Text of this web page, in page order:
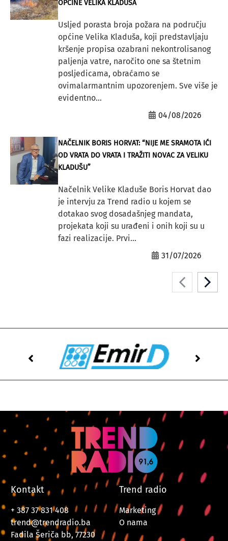
OPĆINE VELIKA KLADUŠA
Usljed porasta broja požara na području
općine Velika Kladuša, koji predstavljaju
kršenje propisa ozabrani nekontrolisanog
paljenja vatre, naročito one sa štetnim
posljedicama, obraćamo se
ovimalarmantnim upozorenjem. Sve više je
evidentno...
04/08/2026
NAČELNIK BORIS HORVAT: “NIJE ME SRAMOTA IĆI
OD VRATA DO VRATA I TRAŽITI NOVAC ZA VELIKU
KLADUŠU”
Načelnik Velike Kladuše Boris Horvat dao
je intervju za Trend radio u kojem se
dotakao svog dosadašnjeg mandata,
projekata koji su urađeni i onih koji su u
fazi realizacije. Prvi...
31/07/2026
Kontakt
+ 387 37 831 408
trend@trendradio.ba
Fadila Šeriča bb, 77230
Trend radio
Marketing
O nama